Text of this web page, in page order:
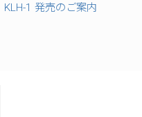
KLH-1 発売のご案内